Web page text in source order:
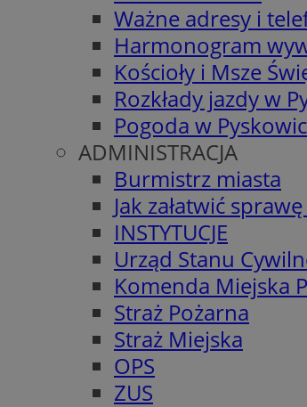
Ważne adresy i
Harmonogram
Kościoły i Msze
Rozkłady jazdy w
Pogoda w
ADMINISTRACJA
Burmistrz miasta
Jak załatwić
INSTYTUCJE
Urząd Stanu
Komenda Miejska
Straż Pożarna
Straż Miejska
OPS
ZUS